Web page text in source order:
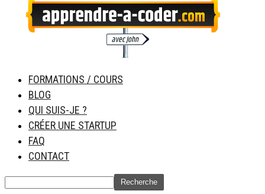
FORMATIONS / COURS
BLOG
QUI SUIS-JE ?
CRÉER UNE STARTUP
FAQ
CONTACT